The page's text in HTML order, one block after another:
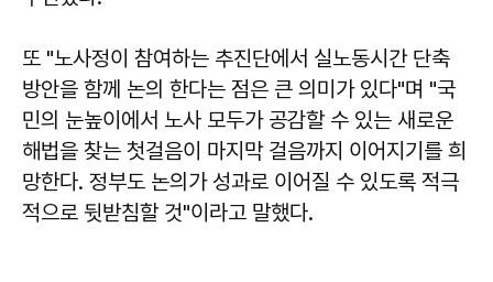
또 "노사정이 참여하는 추진단에서 실노동시간 단축
방안을 함께 논의 한다는 점은 큰 의미가 있다"며 "국
민의 눈높이에서 노사 모두가 공감할 수 있는 새로운
해법을 찾는 첫걸음이 마지막 걸음까지 이어지기를 희
망한다. 정부도 논의가 성과로 이어질 수 있도록 적극
적으로 뒷받침할 것"이라고 말했다.